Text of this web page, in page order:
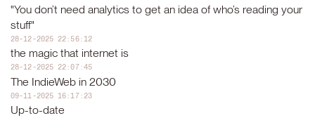
"You don’t need analytics to get an idea of who’s reading your
stuff"
28-12-2025 22:56:12
the magic that internet is
28-12-2025 22:07:45
The IndieWeb in 2030
09-11-2025 16:17:23
Up-to-date